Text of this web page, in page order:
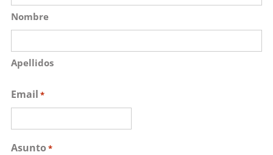
Nombre
Apellidos
Email *
Asunto *